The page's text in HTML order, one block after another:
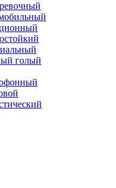
голый